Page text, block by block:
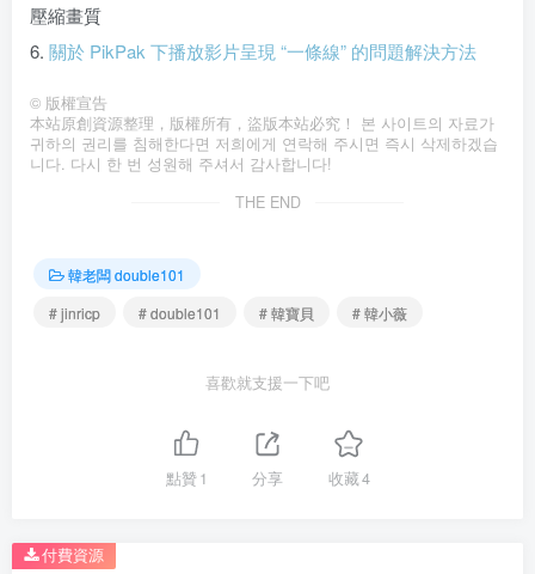
壓縮畫質
6. 關於 PikPak 下播放影片呈現 “一條線” 的問題解決方法
© 版權宣告
本站原創資源整理，版權所有，盜版本站必究！ 본 사이트의 자료가
귀하의 권리를 침해한다면 저희에게 연락해 주시면 즉시 삭제하겠습
니다. 다시 한 번 성원해 주셔서 감사합니다!
THE END
韓老闆 double101
# jinricp
# double101 # 韓寶貝 # 韓小薇
喜歡就支援一下吧
點贊1 分享 收藏4
付費資源